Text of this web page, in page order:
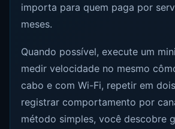
importa para quem paga por
meses.
Quando possível, execute um
medir velocidade no mesmo
cabo e com Wi-Fi, repetir em
registrar comportamento por
método simples, você descobre